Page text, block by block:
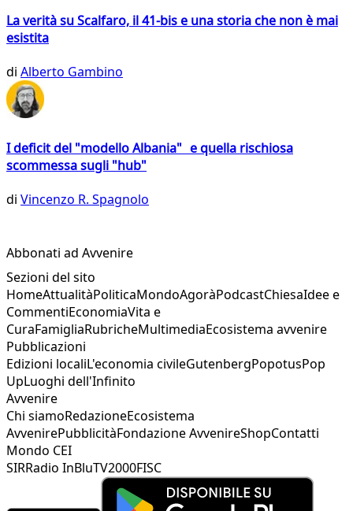
La verità su Scalfaro, il 41-bis e una storia che non è mai
esistita
di Alberto Gambino
I deficit del "modello Albania" e quella rischiosa
scommessa sugli "hub"
di Vincenzo R. Spagnolo
Abbonati ad Avvenire
Sezioni del sito
HomeAttualitàPoliticaMondoAgoràPodcastChiesaIdee e
CommentiEconomiaVita e
CuraFamigliaRubricheMultimediaEcosistema avvenire
Pubblicazioni
Edizioni localiL'economia civileGutenbergPopotusPop
UpLuoghi dell'Infinito
Avvenire
Chi siamoRedazioneEcosistema
AvvenirePubblicitàFondazione AvvenireShopContatti
Mondo CEI
SIRRadio InBluTV2000FISC